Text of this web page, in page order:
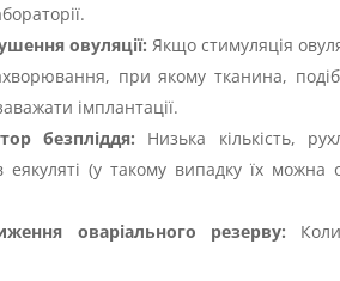
овуляції: Якщо стимуляція
при якому тканина,
імплантації.
безпліддя: Низька кількість,
еякуляті (у такому випадку їх
оваріального резерву: